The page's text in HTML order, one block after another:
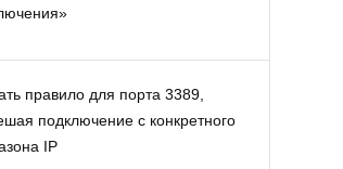
правило для порта 3389,
подключение с конкретного
IP